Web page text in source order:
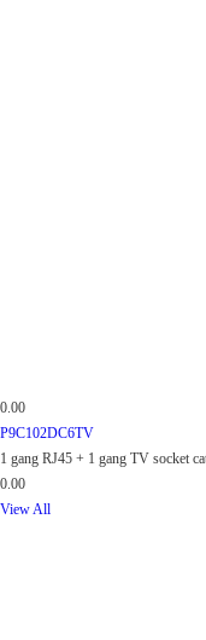
0.00
P9C102DC6TV
1 gang RJ45 + 1 gang TV socket
0.00
View All